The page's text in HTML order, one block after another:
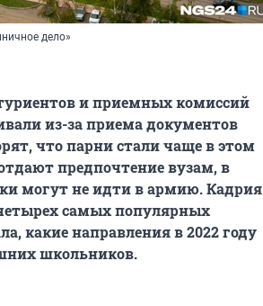
дело»
и приемных комиссий
из-за приема документов
что парни стали чаще в этом
предпочтение вузам, в
могут не идти в армию. Кадрия
самых популярных
какие направления в 2022 году
школьников.